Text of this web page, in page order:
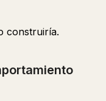
construiría.